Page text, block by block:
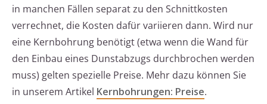
in manchen Fällen separat zu den Schnittkosten
verrechnet, die Kosten dafür variieren dann. Wird nur
eine Kernbohrung benötigt (etwa wenn die Wand für
den Einbau eines Dunstabzugs durchbrochen werden
muss) gelten spezielle Preise. Mehr dazu können Sie
in unserem Artikel Kernbohrungen: Preise.